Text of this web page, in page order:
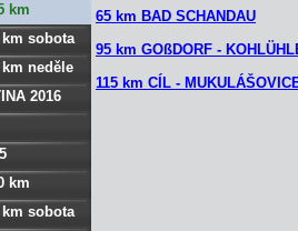
65 km BAD SCHANDAU
95 km GOßDORF -
115 km CÍL -
km
km sobota
neděle
2016
km
km sobota